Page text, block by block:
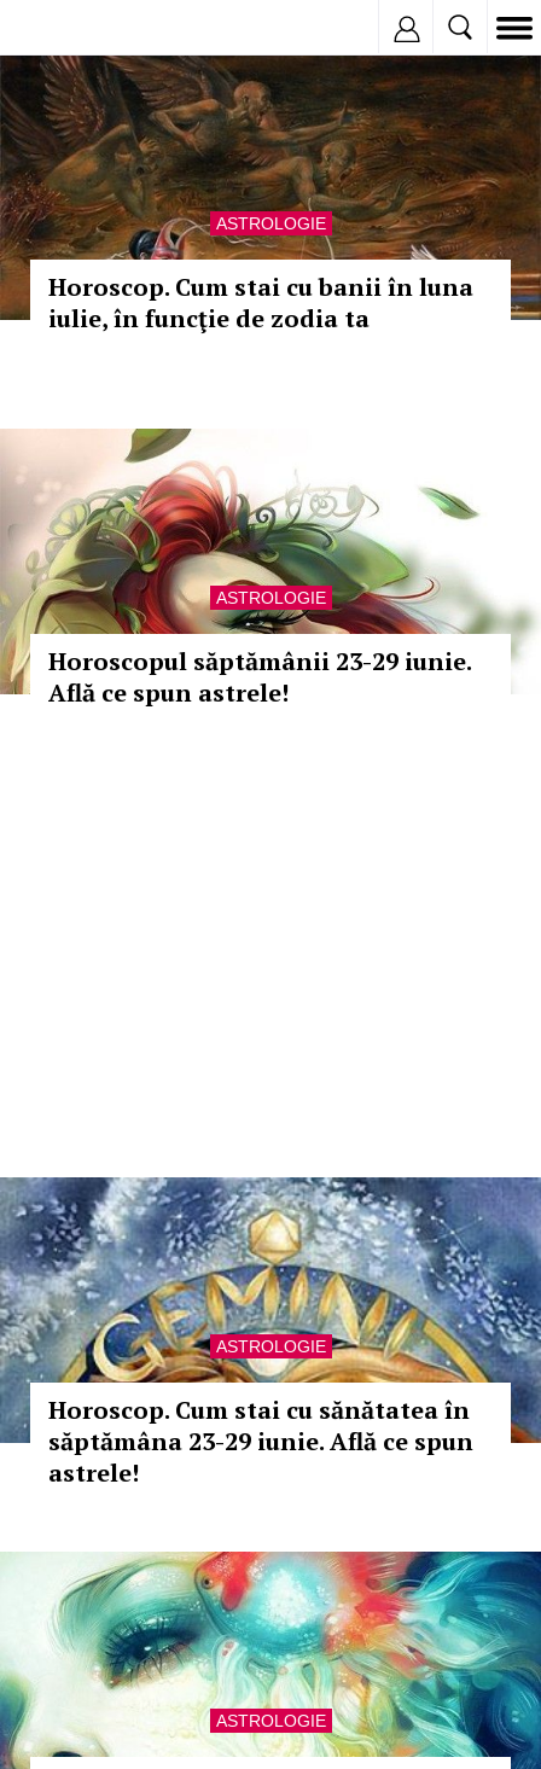
ASTROLOGIE
Horoscop. Cum stai cu banii în luna
iulie, în funcţie de zodia ta
ASTROLOGIE
Horoscopul săptămânii 23-29 iunie.
Află ce spun astrele!
ASTROLOGIE
Horoscop. Cum stai cu sănătatea în
săptămâna 23-29 iunie. Află ce spun
astrele!
ASTROLOGIE